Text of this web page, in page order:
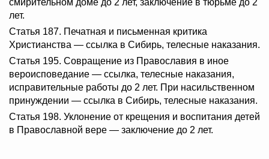
лет.
Статья 187. Печатная и письменная критика
Христианства — ссылка в Сибирь, телесные наказания.
Статья 195. Совращение из Православия в иное
вероисповедание — ссылка, телесные наказания,
исправительные работы до 2 лет. При насильственном
принуждении — ссылка в Сибирь, телесные наказания.
Статья 198. Уклонение от крещения и воспитания детей
в Православной вере — заключение до 2 лет.